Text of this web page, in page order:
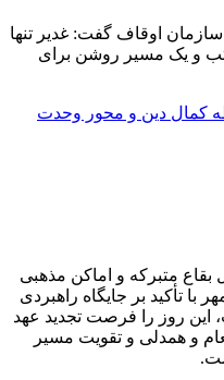
اوقاف گفت: غدیر تنها
و یک مسیر روشن برای
بقاع متبرکه و اماکن مذهبی
با تأکید بر جایگاه راهبردی
این روز را فرصت تجدید عهد
و همدلی و تقویت مسیر